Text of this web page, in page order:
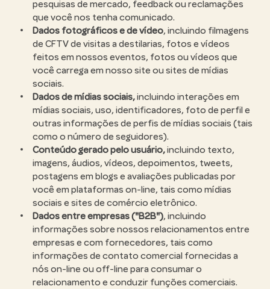
pesquisas de mercado, feedback ou reclamações
que você nos tenha comunicado.
Dados fotográficos e de vídeo, incluindo filmagens
de CFTV de visitas a destilarias, fotos e vídeos
feitos em nossos eventos, fotos ou vídeos que
você carrega em nosso site ou sites de mídias
sociais.
Dados de mídias sociais,incluindo interações em
mídias sociais, uso, identificadores, foto de perfil e
outras informações de perfis de mídias sociais (tais
como o número de seguidores).
Conteúdo gerado pelo usuário,incluindo texto,
imagens, áudios, vídeos, depoimentos, tweets,
postagens em blogs e avaliações publicadas por
você em plataformas on-line, tais como mídias
sociais e sites de comércio eletrônico.
Dados entre empresas ("B2B"), incluindo
informações sobre nossos relacionamentos entre
empresas e com fornecedores, tais como
informações de contato comercial fornecidas a
nós on-line ou off-line para consumar o
relacionamento e conduzir funções comerciais.